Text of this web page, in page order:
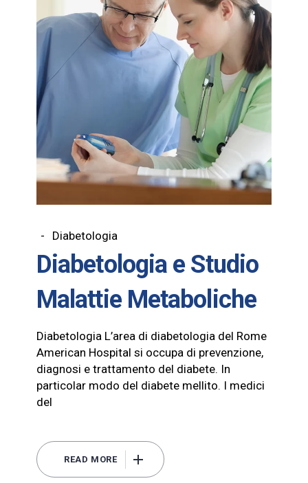
Diabetologia
Diabetologia e Studio
Malattie Metaboliche
Diabetologia L’area di diabetologia del Rome
American Hospital si occupa di prevenzione,
diagnosi e trattamento del diabete. In
particolar modo del diabete mellito. I medici
del
READ MORE